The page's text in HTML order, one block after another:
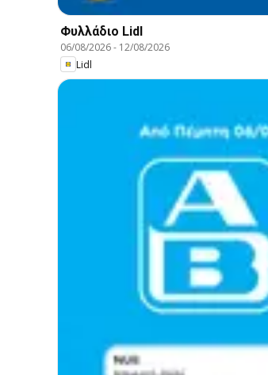
Φυλλάδιο Lidl
06/08/2026- 12/08/2026
Lidl